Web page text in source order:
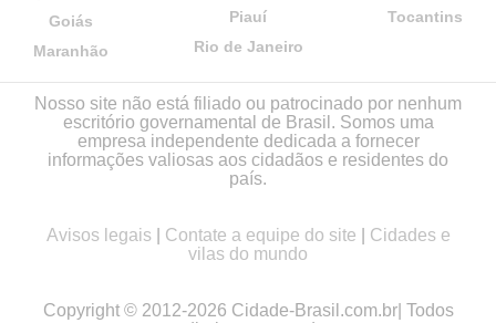
Goiás
Maranhão
Piauí
Rio de Janeiro
Tocantins
Nosso site não está filiado ou patrocinado por nenhum
escritório governamental de Brasil. Somos uma
empresa independente dedicada a fornecer
informações valiosas aos cidadãos e residentes do
país.
Avisos legais Contate a equipe do site
Cidades e
vilas do mundo
Copyright © 2012-2026 Cidade-Brasil.com.br| Todos